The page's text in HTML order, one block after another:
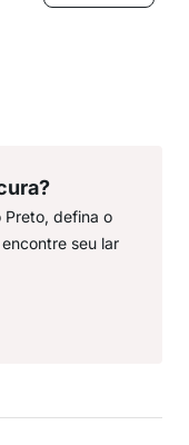
Preto, defina o
seu lar